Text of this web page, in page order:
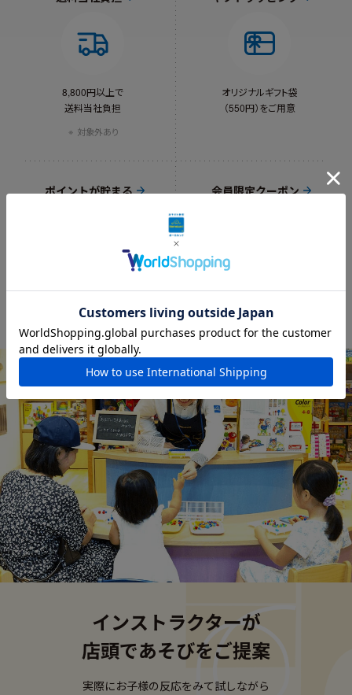
8,800円以上で
送料当社負担
対象外あり
オリジナルギフト袋
（550円）をご用意
ポイントが貯まる 会員限定クーポン
インストラクターが
店頭であそびをご提案
実際にお子様の反応をみて試しながら